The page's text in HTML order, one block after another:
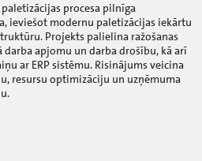
procesa pilnīga
ieviešot modernu paletizācijas iekārtu
Projekts palielina ražošanas
apjomu un darba drošību, kā arī
ar ERP sistēmu. Risinājums veicina
resursu optimizāciju un uzņēmuma